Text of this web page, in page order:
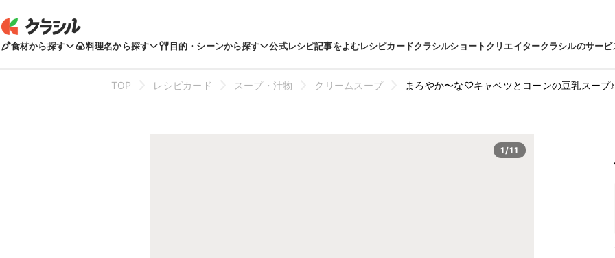
食材から探す 料理名から探す 目的・シーンから探す 公式レシピ記事をよむレシピカードクラシルショートクリエイタークラシルのサービ
TOP レシピカード スープ・汁物 クリームスープ まろやか〜な♡キャベツとコーンの豆乳スープ♪
1/11